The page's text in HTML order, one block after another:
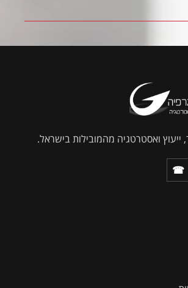
ואסטרטגיה מהמובילות בישראל.
☎